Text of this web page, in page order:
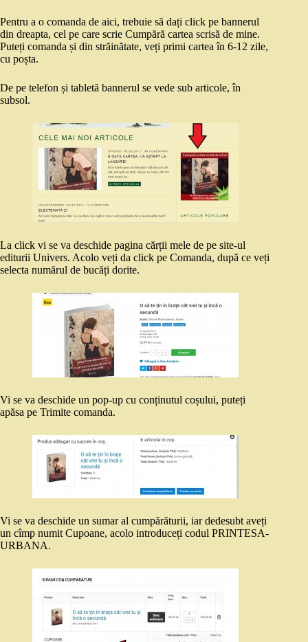
Pentru a o comanda de aici, trebuie să dați click pe bannerul
din dreapta, cel pe care scrie Cumpără cartea scrisă de mine.
Puteți comanda și din străinătate, veți primi cartea în 6-12 zile,
cu poșta.
De pe telefon și tabletă bannerul se vede sub articole, în
subsol.
La click vi se va deschide pagina cărții mele de pe site-ul
editurii Univers. Acolo veți da click pe Comanda, după ce veți
selecta numărul de bucăți dorite.
Vi se va deschide un pop-up cu conținutul coșului, puteți
apăsa pe Trimite comanda.
Vi se va deschide un sumar al cumpărăturii, iar dedesubt aveți
un cîmp numit Cupoane, acolo introduceți codul PRINTESA-
URBANA.